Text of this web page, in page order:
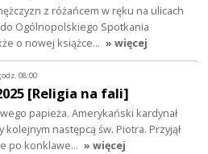
z różańcem w ręku na ulicach
Ogólnopolskiego Spotkania
o nowej książce… » więcej
08:00
[Religia na fali]
papieża. Amerykański kardynał
następcą św. Piotra. Przyjął
po konklawe… » więcej